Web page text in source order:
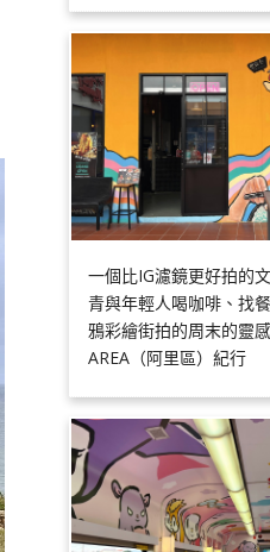
一個比IG濾鏡更好拍的
青與年輕人喝咖啡、找
鴉彩繪街拍的周末的靈
AREA（阿里區）紀行